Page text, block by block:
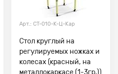
Арт.: СТ-010-К-Ц-Кар
Стол круглый на
регулируемых ножках и
колесах (красный, на
металлокаркасе (1-3гр.))